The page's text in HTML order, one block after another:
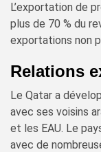
L’exportation de
plus de 70 % du
exportations non
Relations
Le Qatar a
avec ses voisins
et les EAU. Le
avec de